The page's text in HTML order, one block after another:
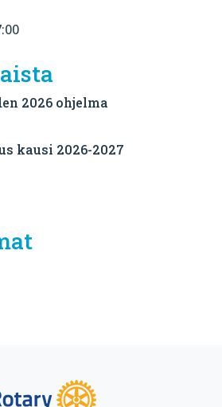
2026 ohjelma
kausi 2026-2027